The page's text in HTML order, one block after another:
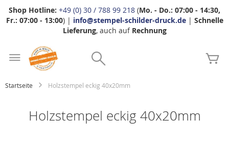
Shop Hotline: +49 (0) 30 / 788 99 218 (Mo. - Do.: 07:00 - 14:30,
Fr.: 07:00 - 13:00) | info@stempel-schilder-druck.de| Schnelle
Lieferung, auch auf Rechnung
Startseite Holzstempel eckig 40x20mm
Holzstempel eckig 40x20mm